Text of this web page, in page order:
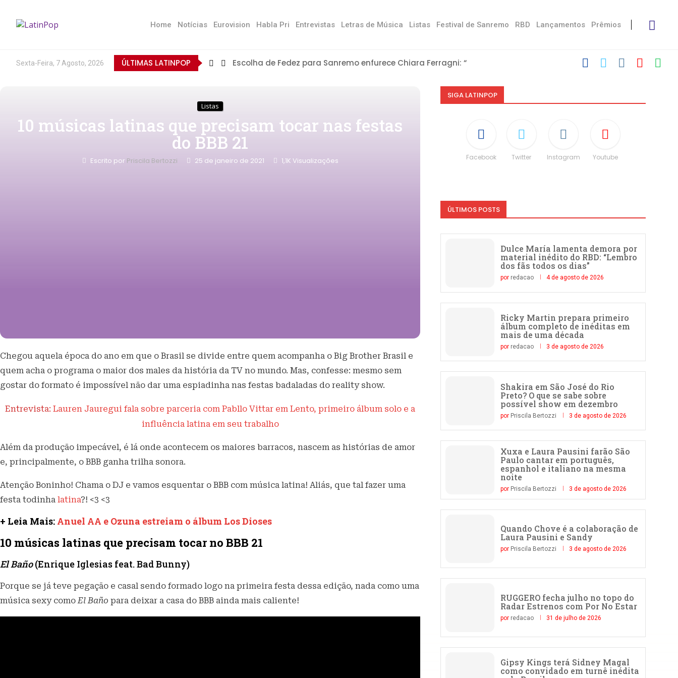
Home Notícias Eurovision Habla Pri Entrevistas Letras de Música Listas Festival de Sanremo RBD Lançamentos Prêmios
Sexta-Feira, 7 Agosto, 2026 ÚLTIMAS LATINPOP
Escolha de Fedez para Sanremo enfurece Chiara Ferragni: “Não é uma...
Listas
10 músicas latinas que precisam tocar nas festas
do BBB 21
Escrito por Priscila Bertozzi 25 de janeiro de 2021 1,1K Visualizações
Chegou aquela época do ano em que o Brasil se divide entre quem acompanha o Big Brother Brasil e
quem acha o programa o maior dos males da história da TV no mundo. Mas, confesse: mesmo sem
gostar do formato é impossível não dar uma espiadinha nas festas badaladas do reality show.
Entrevista:Lauren Jauregui fala sobre parceria com Pabllo Vittar em Lento, primeiro álbum solo e a
influência latina em seu trabalho
Além da produção impecável, é lá onde acontecem os maiores barracos, nascem as histórias de amor
e, principalmente, o BBB ganha trilha sonora.
Atenção Boninho! Chama o DJ e vamos esquentar o BBB com música latina! Aliás, que tal fazer uma
festa todinha latina?! <3 <3
+ Leia Mais: Anuel AA e Ozuna estreiam o álbum Los Dioses
10 músicas latinas que precisam tocar no BBB 21
El Baño(Enrique Iglesias feat. Bad Bunny)
Porque se já teve pegação e casal sendo formado logo na primeira festa dessa edição, nada como uma
música sexy comoEl Baño para deixar a casa do BBB ainda mais caliente!
SIGA LATINPOP
Facebook Twitter Instagram Youtube
ÚLTIMOS POSTS
Dulce María lamenta demora por
material inédito do RBD: “Lembro
dos fãs todos os dias”
por redacao 4 de agosto de 2026
Ricky Martin prepara primeiro
álbum completo de inéditas em
mais de uma década
por redacao 3 de agosto de 2026
Shakira em São José do Rio
Preto? O que se sabe sobre
possível show em dezembro
por Priscila Bertozzi 3 de agosto de 2026
Xuxa e Laura Pausini farão São
Paulo cantar em português,
espanhol e italiano na mesma
noite
por Priscila Bertozzi 3 de agosto de 2026
Quando Chove é a colaboração de
Laura Pausini e Sandy
por Priscila Bertozzi 3 de agosto de 2026
RUGGERO fecha julho no topo do
Radar Estrenos com Por No Estar
por redacao 31 de julho de 2026
Gipsy Kings terá Sidney Magal
como convidado em turnê inédita